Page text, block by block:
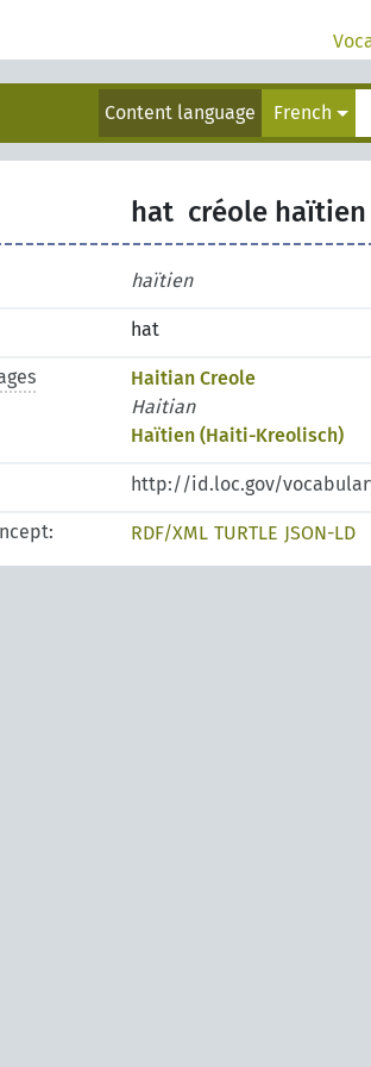
Content language French
hat créole haïtien
haïtien
hat
Haitian Creole
Haitian
Haïtien (Haiti-Kreolisch)
http://id.loc.gov/
RDF/XML TURTLE JSON-LD